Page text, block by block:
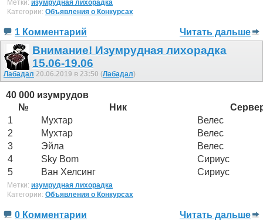
Метки: изумрудная лихорадка
Категории: Объявления о Конкурсах
1 Комментарий Читать дальше
Внимание! Изумрудная лихорадка
15.06-19.06
Лабадал 20.06.2019 в 23:50 (Лабадал)
40 000 изумрудов
№
Ник
1
Мухтар
Велес
2
Мухтар
Велес
3
Эйла
Велес
4
Sky Bom
Сириус
5
Ван Хелсинг Сириус
Метки: изумрудная лихорадка
Категории: Объявления о Конкурсах
0 Комментарии Читать дальше